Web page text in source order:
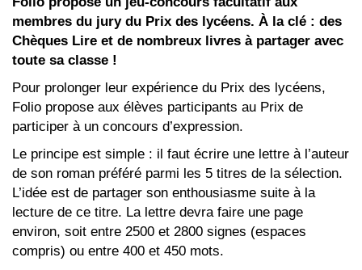
membres du jury du Prix des lycéens. À la clé : des
Chèques Lire et de nombreux livres à partager avec
toute sa classe !
Pour prolonger leur expérience du Prix des lycéens,
Folio propose aux élèves participants au Prix de
participer à un concours d’expression.
Le principe est simple : il faut écrire une lettre à l’auteur
de son roman préféré parmi les 5 titres de la sélection.
L’idée est de partager son enthousiasme suite à la
lecture de ce titre. La lettre devra faire une page
environ, soit entre 2500 et 2800 signes (espaces
compris) ou entre 400 et 450 mots.